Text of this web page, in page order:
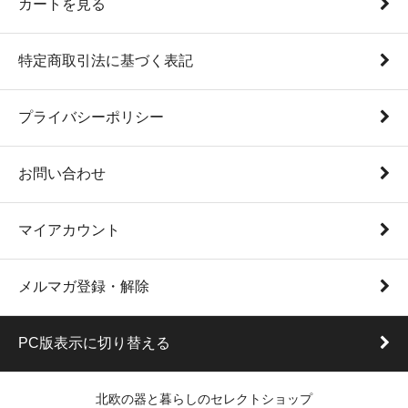
カートを見る
特定商取引法に基づく表記
プライバシーポリシー
お問い合わせ
マイアカウント
メルマガ登録・解除
PC版表示に切り替える
北欧の器と暮らしのセレクトショップ